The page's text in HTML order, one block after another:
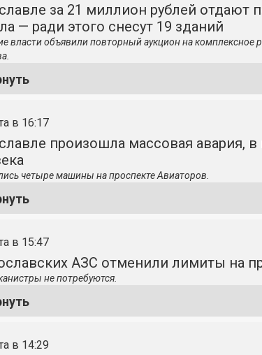
за 21 миллион рублей отдают
— ради этого снесут 19 зданий
власти объявили повторный аукцион на комплексное
в 16:17
произошла массовая авария, в
четыре машины на проспекте Авиаторов.
в 15:47
АЗС отменили лимиты на
не потребуются.
в 14:29